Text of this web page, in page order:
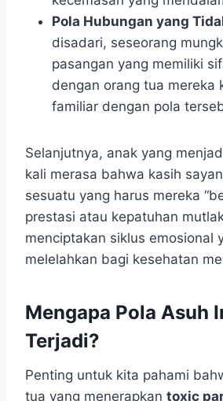
Pola Hubungan yang
disadari, seseorang
pasangan yang memiliki
dengan orang tua mereka
familiar dengan pola
Selanjutnya, anak yang
kali merasa bahwa kasih
sesuatu yang harus mereka
prestasi atau kepatuhan
menciptakan siklus emosional
melelahkan bagi kesehatan
Mengapa Pola Asuh
Terjadi?
Penting untuk kita pahami
tua yang menerapkan toxic